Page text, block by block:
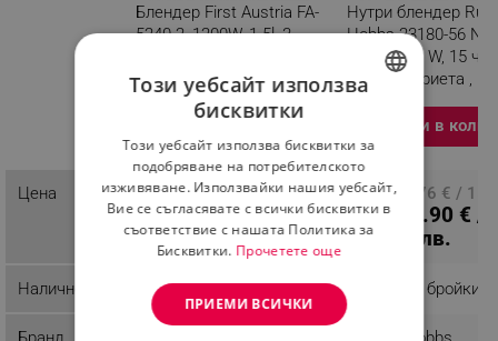
Блендер First Austria FA-
5240-2, 1200W, 1.5l, 3
Стъклена кана, Инокс/
продукт
Нутри блендер
Hobbs 23180-56
Boost, 700 W, 15
инокс остриета ,
Добави в
Цена
71.53 € / 139.90
лв.
ПЦД: 81.76 € /
лв.
58.90 € /
115.20 лв.
Наличност Последни бройки Последни бройки
Този уебсайт използва
бисквитки
Този уебсайт използва бисквитки за
подобряване на потребителското
изживяване. Използвайки нашия уебсайт,
Вие се съгласявате с всички бисквитки в
съответствие с нашата Политика за
Бисквитки. Прочетете още
ПРИЕМИ ВСИЧКИ